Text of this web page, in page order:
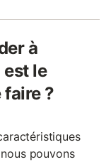
à
le
?
pouvons